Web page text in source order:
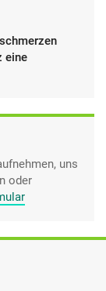
bisschen
eine
uns
oder